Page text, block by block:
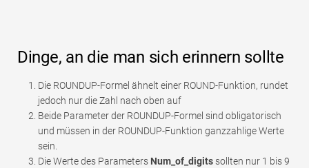
Dinge, an die man sich erinnern sollte
Die ROUNDUP-Formel ähnelt einer ROUND-Funktion, rundet
jedoch nur die Zahl nach oben auf
Beide Parameter der ROUNDUP-Formel sind obligatorisch
und müssen in der ROUNDUP-Funktion ganzzahlige Werte
sein.
Die Werte des Parameters Num_of_digits sollten nur 1 bis 9